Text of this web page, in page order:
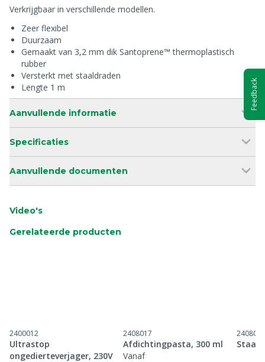
Verkrijgbaar in verschillende modellen.
Zeer flexibel
Duurzaam
Gemaakt van 3,2 mm dik Santoprene™ thermoplastisch
rubber
Versterkt met staaldraden
Lengte 1 m
Aanvullende informatie
Specificaties
Aanvullende documenten
Video's
Gerelateerde producten
2400012
Ultrastop
ongedierteverjager, 230V
2408017
Afdichtingpasta, 300 ml
Vanaf
2408018
Feedback